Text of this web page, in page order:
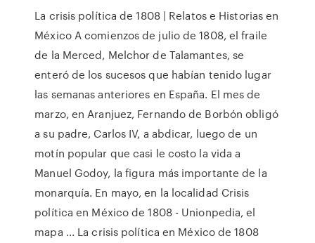
La crisis política de 1808 | Relatos e Historias en
México A comienzos de julio de 1808, el fraile
de la Merced, Melchor de Talamantes, se
enteró de los sucesos que habían tenido lugar
las semanas anteriores en España. El mes de
marzo, en Aranjuez, Fernando de Borbón obligó
a su padre, Carlos IV, a abdicar, luego de un
motín popular que casi le costo la vida a
Manuel Godoy, la figura más importante de la
monarquía. En mayo, en la localidad Crisis
política en México de 1808 - Unionpedia, el
mapa ... La crisis política en México de 1808